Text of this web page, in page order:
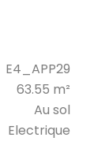
E4_APP29
63.55 m²
Au sol
Electrique